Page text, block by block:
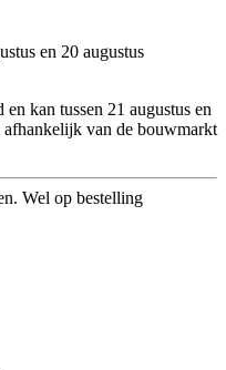
en 20 augustus
kan tussen 21 augustus en
afhankelijk van de bouwmarkt
Wel op bestelling